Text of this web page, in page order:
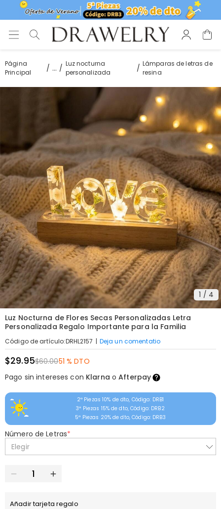
Página
Principal
...
Luz nocturna
personalizada
Lámparas de letras de
resina
1 / 4
Luz Nocturna de Flores Secas Personalizadas Letra
Personalizada Regalo Importante para la Familia
Código de artículo:DRHL2157 | Deja un comentatio
$29.95$60.0051 % DTO
Pago sin intereses con Klarna oAfterpay
2ª Piezas 10% de dto, Código: DRB1
3ª Piezas 15% de dto, Código: DRB2
5ª Piezas 20% de dto, Código: DRB3
Número de Letras*
Elegir
Añadir tarjeta regalo